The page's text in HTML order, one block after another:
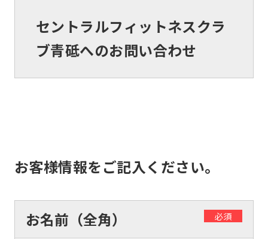
セントラルフィットネスクラ
ブ青砥へのお問い合わせ
お客様情報をご記入ください。
お名前（全角） 必須